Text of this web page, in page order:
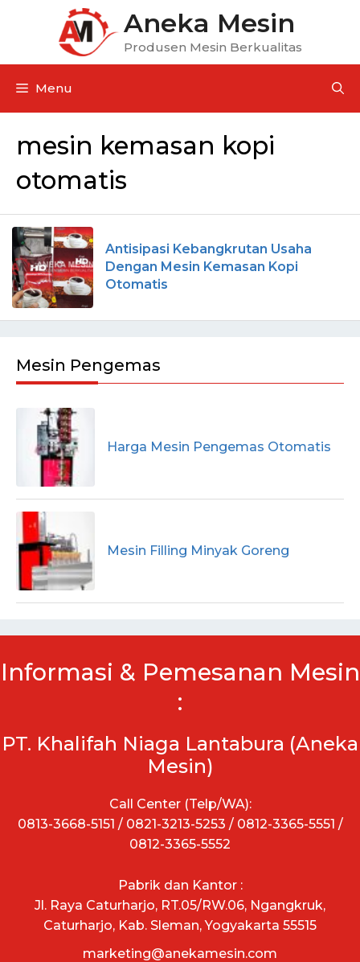
Aneka Mesin
Produsen Mesin Berkualitas
Menu
mesin kemasan kopi
otomatis
Antisipasi Kebangkrutan Usaha
Dengan Mesin Kemasan Kopi
Otomatis
Mesin Pengemas
Harga Mesin Pengemas Otomatis
Mesin Filling Minyak Goreng
Informasi & Pemesanan Mesin
:
PT. Khalifah Niaga Lantabura (Aneka
Mesin)
Call Center (Telp/WA):
0813-3668-5151 / 0821-3213-5253 / 0812-3365-5551 /
0812-3365-5552
Pabrik dan Kantor :
Jl. Raya Caturharjo, RT.05/RW.06, Ngangkruk,
Caturharjo, Kab. Sleman, Yogyakarta 55515
marketing@anekamesin.com